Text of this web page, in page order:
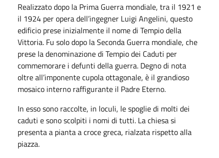
Realizzato dopo la Prima Guerra mondiale, tra il 1921 e
il 1924 per opera dell’ingegner Luigi Angelini, questo
edificio prese inizialmente il nome di Tempio della
Vittoria. Fu solo dopo la Seconda Guerra mondiale, che
prese la denominazione di Tempio dei Caduti per
commemorare i defunti della guerra. Degno di nota
oltre all’imponente cupola ottagonale, è il grandioso
mosaico interno raffigurante il Padre Eterno.
In esso sono raccolte, in loculi, le spoglie di molti dei
caduti e sono scolpiti i nomi di tutti. La chiesa si
presenta a pianta a croce greca, rialzata rispetto alla
piazza.